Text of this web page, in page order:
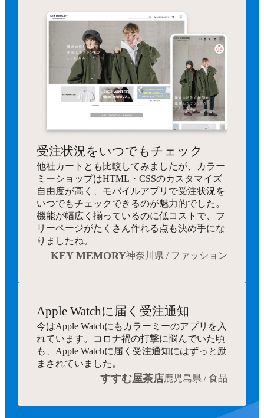
受注状況をいつでもチェック
他社カートとも比較してみましたが、カラー
ミーショップはHTML・CSSのカスタマイズ
自由度が高く、モバイルアプリで受注状況を
いつでもチェックできるのが魅力的でした。
機能が幅広く揃っているのに低コストで、フ
リーページがたくさん作れる点も決め手にな
りましたね。
KEY MEMORY神奈川県 / ファッション
Apple Watchに届く受注通知
今はApple Watchにもカラーミーのアプリを入
れています。コロナ禍の打撃に悩んでいた頃
も、Apple Watchに届く受注通知にはずっと励
まされていました。
すすむ屋茶店鹿児島県 / 食品